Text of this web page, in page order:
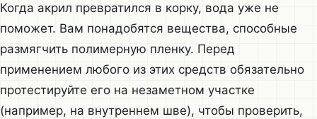
Когда акрил превратился в корку, вода уже не
поможет. Вам понадобятся вещества, способные
размягчить полимерную пленку. Перед
применением любого из этих средств обязательно
протестируйте его на незаметном участке
(например, на внутреннем шве), чтобы проверить,